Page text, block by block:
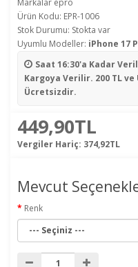
Ürün Kodu: EPR-1006
Stok Durumu: Stokta var
Uyumlu Modeller: iPhone 17
Saat 16:30'a Kadar
Kargoya Verilir. 200 TL
Ücretsizdir.
449,90TL
Vergiler Hariç: 374,92TL
Mevcut
Renk